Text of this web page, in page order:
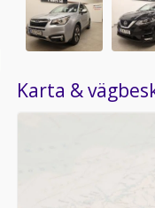
Karta &